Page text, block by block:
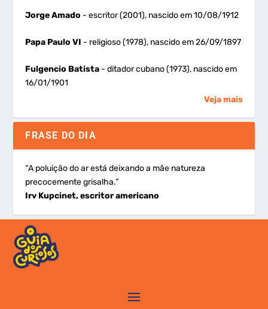
Jorge Amado - escritor (2001), nascido em 10/08/1912
Papa Paulo VI - religioso (1978), nascido em 26/09/1897
Fulgencio Batista - ditador cubano (1973), nascido em
16/01/1901
Veja mais
FRASE DO DIA
“A poluição do ar está deixando a mãe natureza
precocemente grisalha.”
Irv Kupcinet, escritor americano